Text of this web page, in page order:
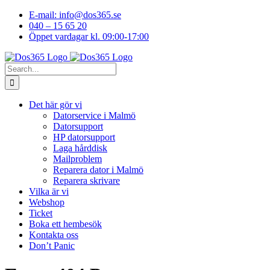
Skip
content
E-mail: info@dos365.se
040 – 15 65 20
Öppet vardagar kl. 09:00-17:00
Facebook
YouTube
LinkedIn
Instagram
Search
for:
Det här gör vi
Datorservice i Malmö
Datorsupport
HP datorsupport
Laga hårddisk
Mailproblem
Reparera dator i Malmö
Reparera skrivare
Vilka är vi
Webshop
Ticket
Boka ett hembesök
Kontakta oss
Don’t Panic